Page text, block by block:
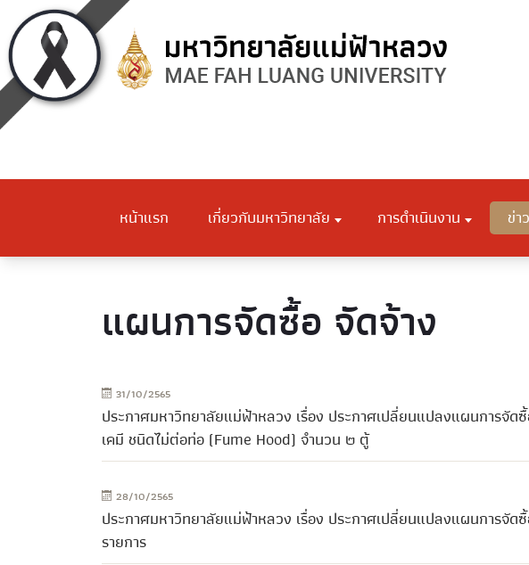
หน้าแรก เกี่ยวกับมหาวิทยาลัย การดำเนินงาน ข่าว
แผนการจัดซื้อ จัดจ้าง
31/10/2565
ประกาศมหาวิทยาลัยแม่ฟ้าหลวง เรื่อง ประกาศเปลี่ยนแปลงแผนการจั
เคมี ชนิดไม่ต่อท่อ (Fume Hood) จำนวน ๒ ตู้
28/10/2565
ประกาศมหาวิทยาลัยแม่ฟ้าหลวง เรื่อง ประกาศเปลี่ยนแปลงแผนการจั
รายการ